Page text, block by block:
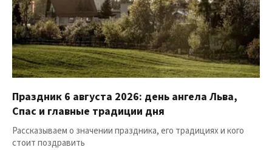
Праздник 6 августа 2026: день ангела Льва,
Спас и главные традиции дня
Рассказываем о значении праздника, его традициях и кого
стоит поздравить